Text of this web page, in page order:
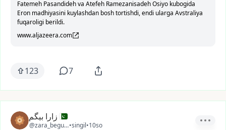
Fatemeh Pasandideh va Atefeh Ramezanisadeh Osiyo kubogida
Eron madhiyasini kuylashdan bosh tortishdi, endi ularga Avstraliya
fuqaroligi berildi.
www.aljazeera.com
123 7
زارا بیگم
@zara_begum1
•singil•10so